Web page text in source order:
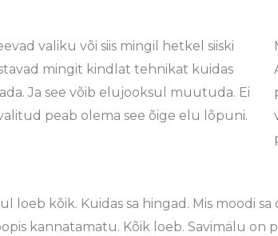
valiku või siis mingil hetkel siiski
mingit kindlat tehnikat kuidas
Ja see võib elujooksul muutuda. Ei
peab olema see õige elu lõpuni.
loeb kõik. Kuidas sa hingad. Mis moodi
kannatamatu. Kõik loeb. Savimälu on